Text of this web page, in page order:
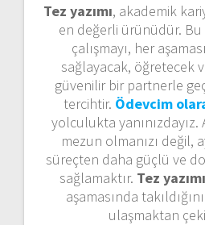
Tez yazımı, akademik
en değerli ürünüdür.
çalışmayı, her
sağlayacak, öğretecek
güvenilir bir partnerle
tercihtir. Ödevcim
yolculukta yanınızdayız.
mezun olmanızı değil,
süreçten daha güçlü ve
sağlamaktır. Tez yazımı
aşamasında
ulaşmaktan